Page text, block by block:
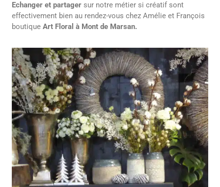
Echanger et partager sur notre métier si créatif sont
effectivement bien au rendez-vous chez Amélie et François
boutique Art Floral à Mont de Marsan.